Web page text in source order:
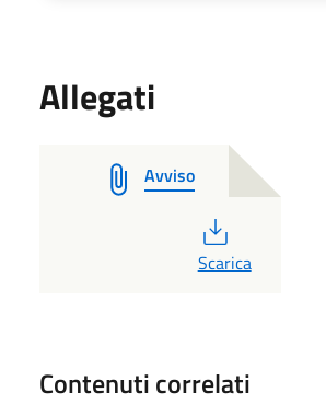
Allegati
Avviso
PDF
Scarica
Contenuti correlati